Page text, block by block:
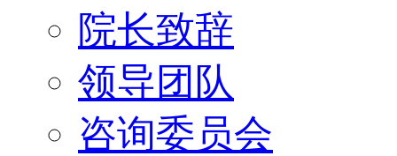
院长致辞
领导团队
咨询委员会